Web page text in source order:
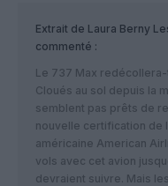
Extrait de Laura Berny
commenté :
Le 737 Max
Cloués au sol depuis la
semblent pas prêts de
nouvelle certification de
américaine American
vols avec cet avion
devraient suivre. Mais